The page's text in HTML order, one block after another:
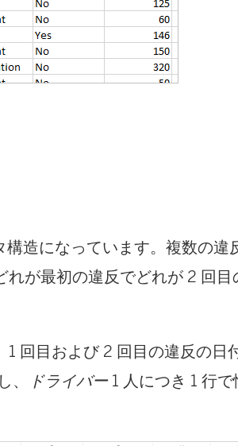
造になっています。複数の違
が最初の違反でどれが 2 回目
回目および 2 回目の違反の日
、
ドライバー1 人につき 1 行で